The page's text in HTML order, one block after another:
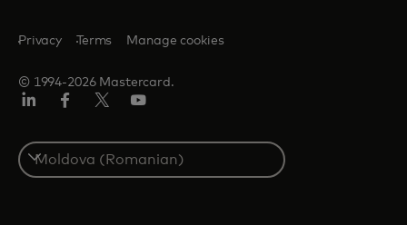
© 1994-2026 Mastercard.
Privacy Terms Manage cookies
Select
a
country